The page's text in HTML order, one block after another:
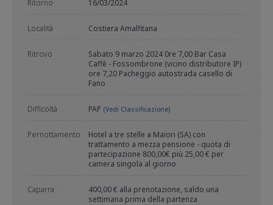
Ritorno 16/03/2024
Località Costiera Amalfitana
Ritrovo
Sabato 9 marzo 2024 0re 7,00 Bar Casa
Caffè - Fossombrone (vicino distributore IP)
ore 7,20 Pacheggio autostrada casello di
Fano
Difficoltà PAP (Vedi Classificazione)
Pernottamento
Hotel a tre stelle a Maiori (SA) con
trattamento a mezza pensione - quota di
partecipazione 800,00€ più 25,00 € per
camera singola al giorno
Caparra
400,00 € alla prenotazione, saldo una
settimana prima della partenza